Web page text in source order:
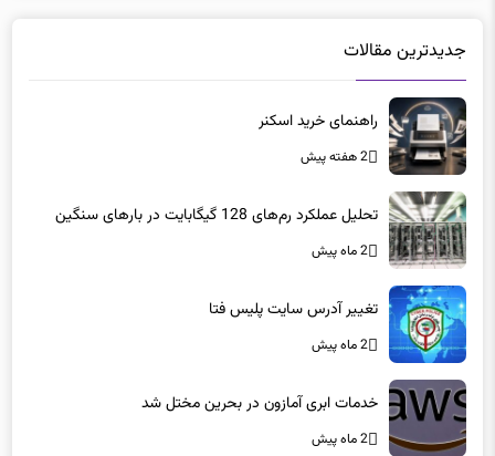
جدیدترین مقالات
راهنمای خرید اسکنر
2 هفته پیش
تحلیل عملکرد رم‌های 128 گیگابایت در بارهای سنگین
2 ماه پیش
تغییر آدرس سایت پلیس فتا
2 ماه پیش
خدمات ابری آمازون در بحرین مختل شد
2 ماه پیش